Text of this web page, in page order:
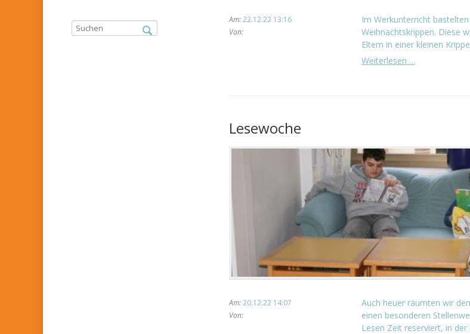
Am:22.12.22 13:16
Von:
Im Werkunterricht
Weihnachtskrippen. Diese
Eltern in einer kleinen
Weiterlesen …
Lesewoche
Am:20.12.22 14:07
Von:
Auch heuer räumten wir
einen besonderen
Lesen Zeit reserviert, in der